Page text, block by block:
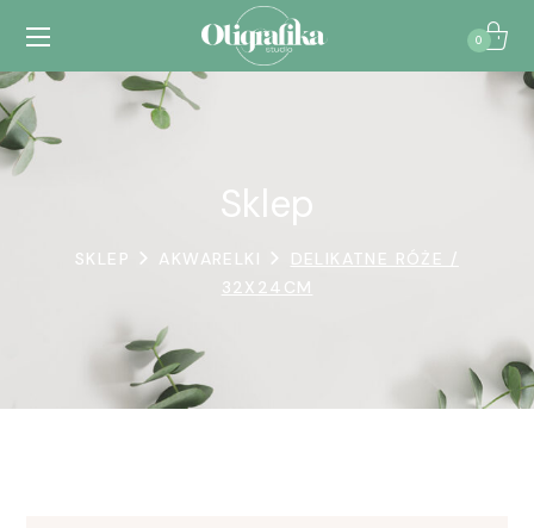
0
Sklep
SKLEP AKWARELKI
DELIKATNE RÓŻE /
32X24CM